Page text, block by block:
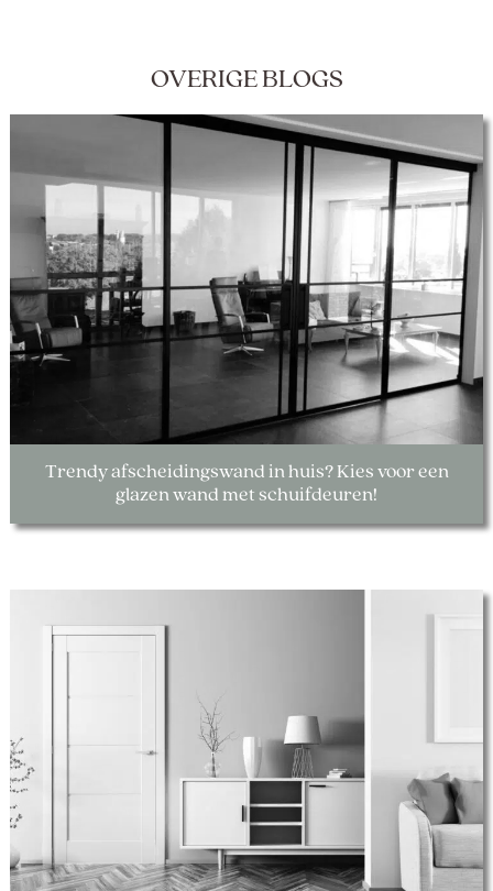
OVERIGE BLOGS
Trendy afscheidingswand in huis? Kies voor een
glazen wand met schuifdeuren!